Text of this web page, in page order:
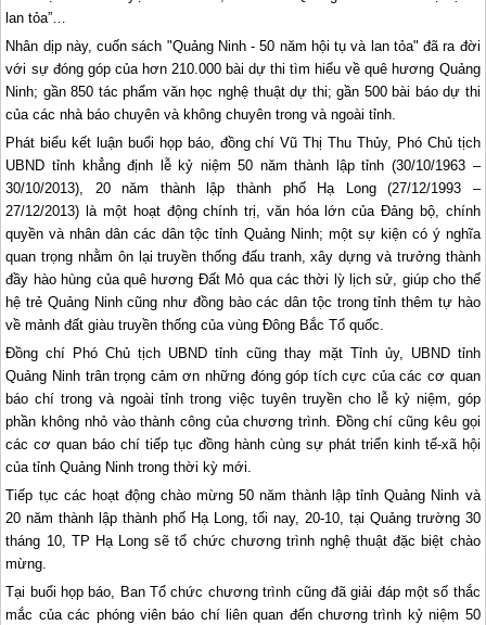
lan tỏa”…
Nhân dịp này, cuốn sách "Quảng Ninh - 50 năm hội tụ và lan tỏa" đã ra đời
với sự đóng góp của hơn 210.000 bài dự thi tìm hiểu về quê hương Quảng
Ninh; gần 850 tác phẩm văn học nghệ thuật dự thi; gần 500 bài báo dự thi
của các nhà báo chuyên và không chuyên trong và ngoài tỉnh.
Phát biểu kết luận buổi họp báo, đồng chí Vũ Thị Thu Thủy, Phó Chủ tịch
UBND tỉnh khẳng định lễ kỷ niệm 50 năm thành lập tỉnh (30/10/1963 –
30/10/2013), 20 năm thành lập thành phố
Hạ Long(27/12/1993 –
27/12/2013) là một hoạt động chính trị, văn hóa lớn của Đảng bộ, chính
quyền và nhân dân các dân tộc tỉnh Quảng Ninh; một sự kiện có ý nghĩa
quan trọng nhằm ôn lại truyền thống đấu tranh, xây dựng và trưởng thành
đầy hào hùng của quê hương Đất Mỏ qua các thời lỳ lịch sử, giúp cho thế
hệ trẻ Quảng Ninh cũng như đồng bào các dân tộc trong tỉnh thêm tự hào
về mảnh đất giàu truyền thống của vùng Đông Bắc Tổ quốc.
Đồng chí Phó Chủ tịch UBND tỉnh cũng thay mặt Tỉnh ủy, UBND tỉnh
Quảng Ninh trân trọng cảm ơn những đóng góp tích cực của các cơ quan
báo chí trong và ngoài tỉnh trong việc tuyên truyền cho lễ kỷ niệm, góp
phần không nhỏ vào thành công của chương trình. Đồng chí cũng kêu gọi
các cơ quan báo chí tiếp tục đồng hành cùng sự phát triển kinh tế-xã hội
của tỉnh Quảng Ninh trong thời kỳ mới.
Tiếp tục các hoạt động chào mừng 50 năm thành lập tỉnh Quảng Ninh và
20 năm thành lập thành phố Hạ Long, tối nay, 20-10, tại Quảng trường 30
tháng 10, TP Hạ Long sẽ tổ chức chương trình nghệ thuật đặc biệt chào
mừng.
Tại buổi họp báo, Ban Tổ chức chương trình cũng đã giải đáp một số thắc
mắc của các phóng viên báo chí liên quan đến chương trình kỷ niệm 50